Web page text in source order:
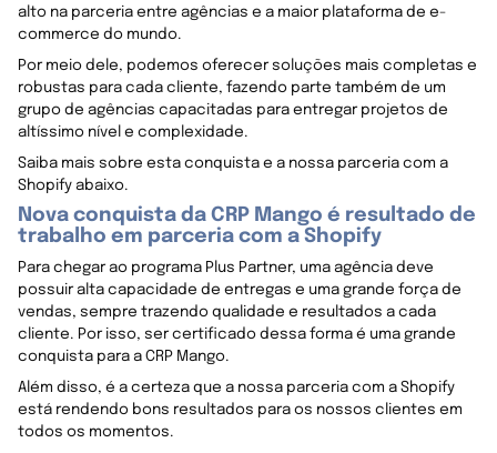
alto na parceria entre agências e a maior plataforma de e-
commerce do mundo.
Por meio dele, podemos oferecer soluções mais completas e
robustas para cada cliente, fazendo parte também de um
grupo de agências capacitadas para entregar projetos de
altíssimo nível e complexidade.
Saiba mais sobre esta conquista e a nossa parceria com a
Shopify abaixo.
Nova conquista da CRP Mango é resultado de
trabalho em parceria com a Shopify
Para chegar ao programa Plus Partner, uma agência deve
possuir alta capacidade de entregas e uma grande força de
vendas, sempre trazendo qualidade e resultados a cada
cliente. Por isso, ser certificado dessa forma é uma grande
conquista para a CRP Mango.
Além disso, é a certeza que a nossa parceria com a Shopify
está rendendo bons resultados para os nossos clientes em
todos os momentos.